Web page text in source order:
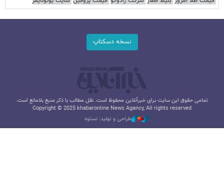
نسخه دسکتاپ
تمامی حقوق این سایت برای خبرآنلاین محفوظ است. نقل مطالب با ذکر منبع بلامانع است.
Copyright © 2025 khabaronline News Agancy, All rights reserved
طراحی و تولید: نستوه